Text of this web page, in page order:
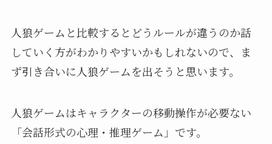
人狼ゲームと比較するとどうルールが違うのか話
していく方がわかりやすいかもしれないので、ま
ず引き合いに人狼ゲームを出そうと思います。
人狼ゲームはキャラクターの移動操作が必要ない
「会話形式の心理・推理ゲーム」です。